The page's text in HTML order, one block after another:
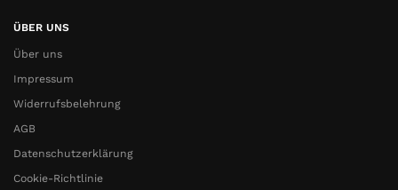
ÜBER UNS
Über uns
Impressum
Widerrufsbelehrung
AGB
Datenschutzerklärung
Cookie-Richtlinie